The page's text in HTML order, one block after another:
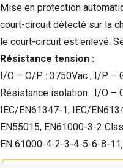
Mise en protection
court-circuit détecté sur la
le court-circuit est enlevé.
Résistance tension :
I/O – O/P : 3750Vac ; I/P –
Résistance isolation : I/O
IEC/EN61347-1, IEC/
EN55015, EN61000-3-2
EN 61000-4-2-3-4-5-6-8-